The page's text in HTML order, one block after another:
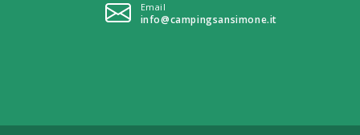
Email
info@campingsansimone.it